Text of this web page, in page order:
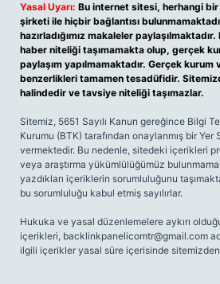
Yasal Uyarı: Bu internet sitesi, herhangi
şirketi ile hiçbir bağlantısı
hazırladığımız makaleler
haber niteliği taşımamakta olup, gerçek
paylaşım yapılmamaktadır. Gerçek kurum
benzerlikleri tamamen tesadüfidir.
halindedir ve tavsiye niteliği taşımazlar.
Sitemiz, 5651 Sayılı Kanun gereğince Bilgi
Kurumu (BTK) tarafından onaylanmış bir Yer
vermektedir. Bu nedenle, sitedeki içerikleri
veya araştırma yükümlülüğümüz
yazdıkları içeriklerin sorumluluğunu
bu sorumluluğu kabul etmiş sayılırlar.
Hukuka ve yasal düzenlemelere aykırı
içerikleri, backlinkpanelicomtr@gmail.com
ilgili içerikler yasal süre içerisinde sitemizden